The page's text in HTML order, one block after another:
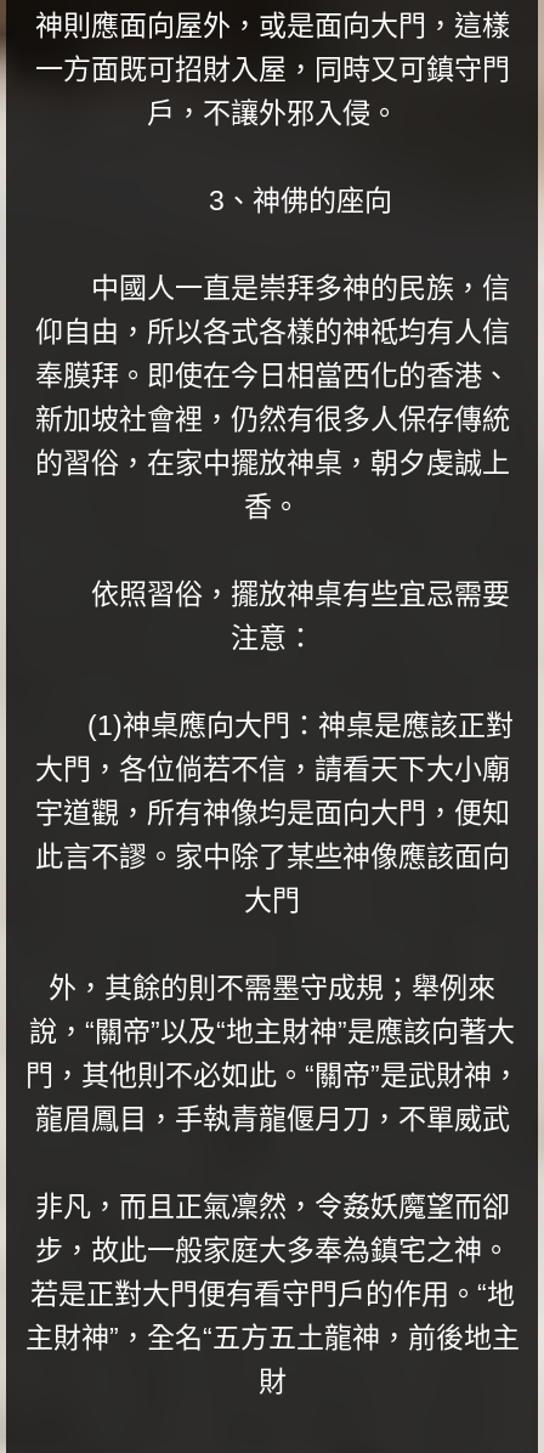
神則應面向屋外，或是面向大門，這樣
一方面既可招財入屋，同時又可鎮守門
戶，不讓外邪入侵。
3、神佛的座向
中國人一直是崇拜多神的民族，信
仰自由，所以各式各樣的神祗均有人信
奉膜拜。即使在今日相當西化的香港、
新加坡社會裡，仍然有很多人保存傳統
的習俗，在家中擺放神桌，朝夕虔誠上
香。
依照習俗，擺放神桌有些宜忌需要
注意：
(1)神桌應向大門：神桌是應該正對
大門，各位倘若不信，請看天下大小廟
宇道觀，所有神像均是面向大門，便知
此言不謬。家中除了某些神像應該面向
大門
外，其餘的則不需墨守成規；舉例來
說，“關帝”以及“地主財神”是應該向著大
門，其他則不必如此。“關帝”是武財神，
龍眉鳳目，手執青龍偃月刀，不單威武
非凡，而且正氣凜然，令姦妖魔望而卻
步，故此一般家庭大多奉為鎮宅之神。
若是正對大門便有看守門戶的作用。“地
主財神”，全名“五方五土龍神，前後地主
財